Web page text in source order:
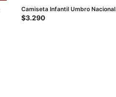
Camiseta Infantil Umbro Nacional
Away 1 - Rojo - Blanco - Azul
$3.290